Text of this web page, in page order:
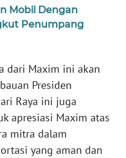
Mobil Dengan
Penumpang
dari Maxim ini akan
Presiden
Raya ini juga
apresiasi Maxim atas
mitra dalam
yang aman dan